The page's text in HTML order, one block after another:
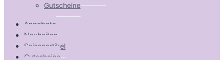
Gutscheine
Angebote
Neuheiten
Saisonartikel
Gutscheine